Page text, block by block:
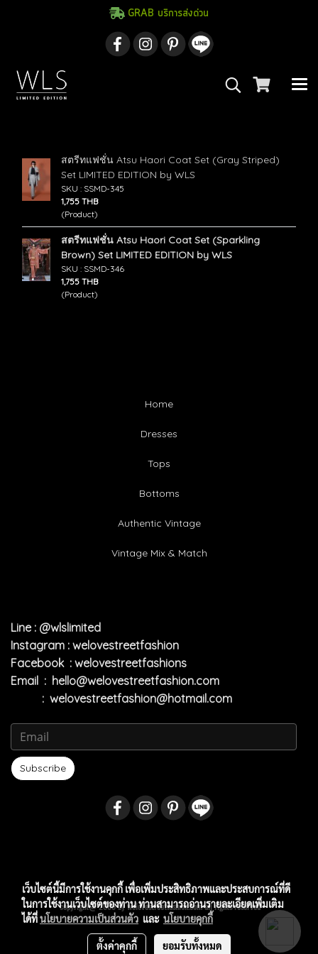
GRAB บริการส่งด่วน
สตรีทแฟชั่น Atsu Haori Coat Set (Gray Striped)
Set LIMITED EDITION by WLS
SKU : SSMD-345
1,755 THB
(Product)
สตรีทแฟชั่น Atsu Haori Coat Set (Sparkling
Brown) Set LIMITED EDITION by WLS
SKU : SSMD-346
1,755 THB
(Product)
Home
Dresses
Tops
Bottoms
Authentic Vintage
Vintage Mix & Match
Line : @wlslimited
Instagram : welovestreetfashion
Facebook : welovestreetfashions
Email : hello@welovestreetfashion.com
: welovestreetfashion@hotmail.com
Subscribe
copyright@ 2009 by welovestreetfashion.com all rights reserved
เว็บไซต์นี้มีการใช้งานคุกกี้ เพื่อเพิ่มประสิทธิภาพและประสบการณ์ที่ดี
ในการใช้งานเว็บไซต์ของท่าน ท่านสามารถอ่านรายละเอียดเพิ่มเติม
ได้ที่นโยบายความเป็นส่วนตัว และ นโยบายคุกกี้
ตั้งค่าคุกกี้ ยอมรับทั้งหมด